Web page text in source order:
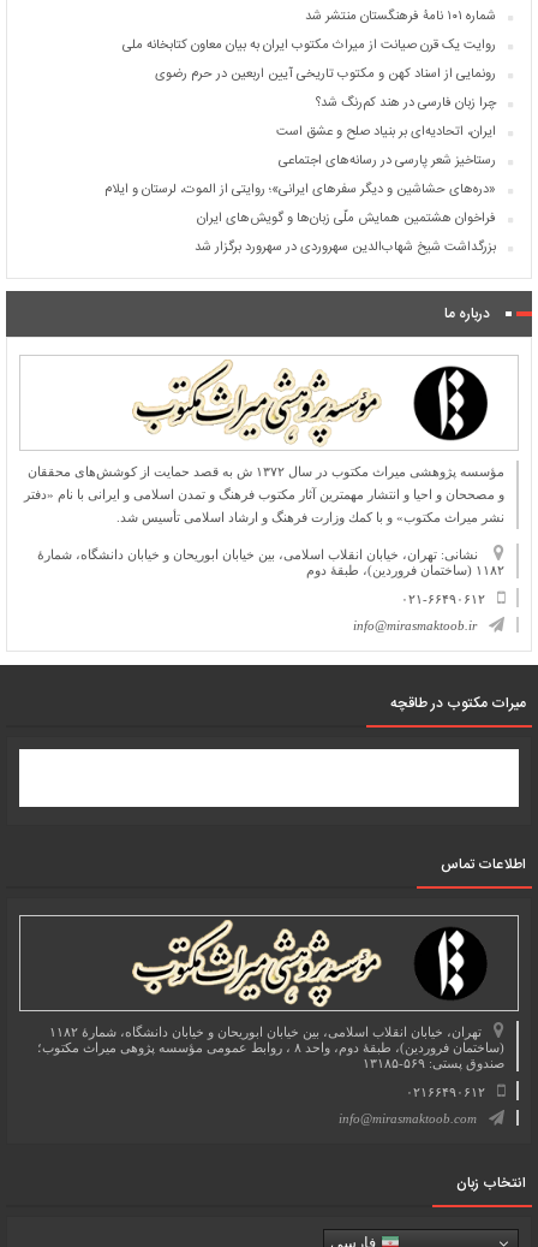
شماره ۱۰۱ نامۀ فرهنگستان منتشر شد
روایت یک قرن صیانت از میراث مکتوب ایران به بیان معاون کتابخانه ملی
رونمایی از اسناد کهن و مکتوب تاریخی آیین اربعین در حرم رضوی
چرا زبان فارسی در هند کم‌رنگ شد؟
ایران، اتحادیه‌ای بر بنیاد صلح و عشق است
رستاخیز شعر پارسی در رسانه‌های اجتماعی
«دره‌های حشاشین و دیگر سفرهای ایرانی»؛ روایتی از الموت، لرستان و ایلام
فراخوان هشتمین همایش ملّی زبان‌ها و گویش‌های ایران
بزرگداشت شیخ شهاب‌الدین سهروردی در سهرورد برگزار شد
درباره ما
مؤسسه پژوهشی میراث مكتوب در سال ۱۳۷۲ ش به قصد حمایت از كوشش‌های محققان
و مصححان و احیا و انتشار مهمترین آثار مكتوب فرهنگ و تمدن اسلامی و ایرانی با نام «دفتر
نشر میراث مكتوب» و با كمك وزارت فرهنگ و ارشاد اسلامی تأسیس شد.
نشانی: تهران، خیابان انقلاب اسلامی، بین خیابان ابوریحان و خیابان دانشگاه، شمارۀ
۱۱۸۲ (ساختمان فروردین)، طبقۀ دوم
۰۲۱-۶۶۴۹۰۶۱۲
info@mirasmaktoob.ir
میرات مکتوب در طاقچه
اطلاعات تماس
تهران، خیابان انقلاب اسلامی، بین خیابان ابوریحان و خیابان دانشگاه، شمارۀ ۱۱۸۲
(ساختمان فروردین)، طبقۀ دوم، واحد ۸ ، روابط عمومی مؤسسه پژوهی میراث مکتوب؛
صندوق پستی: ۵۶۹-۱۳۱۸۵
۰۲۱۶۶۴۹۰۶۱۲
info@mirasmaktoob.com
انتخاب زبان
فارسی